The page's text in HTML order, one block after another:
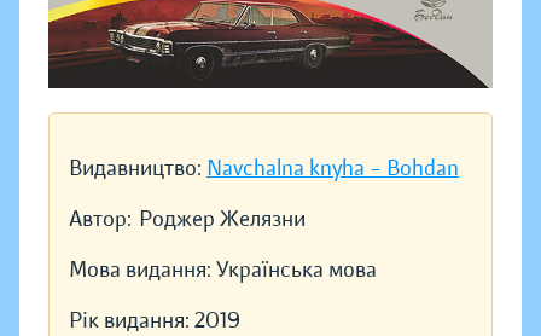
Видавництво: Navchalna knyha – Bohdan
Автор: Роджер Желязни
Мова видання: Українська мова
Рік видання: 2019